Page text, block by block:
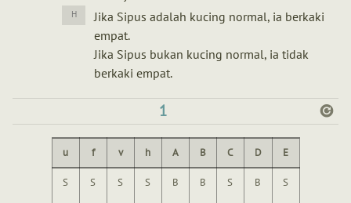
Jika Sipus adalah kucing normal, ia berkaki
empat.
Jika Sipus bukan kucing normal, ia tidak
berkaki empat.
1
u f v h A B C D E
S S S S B B S B S